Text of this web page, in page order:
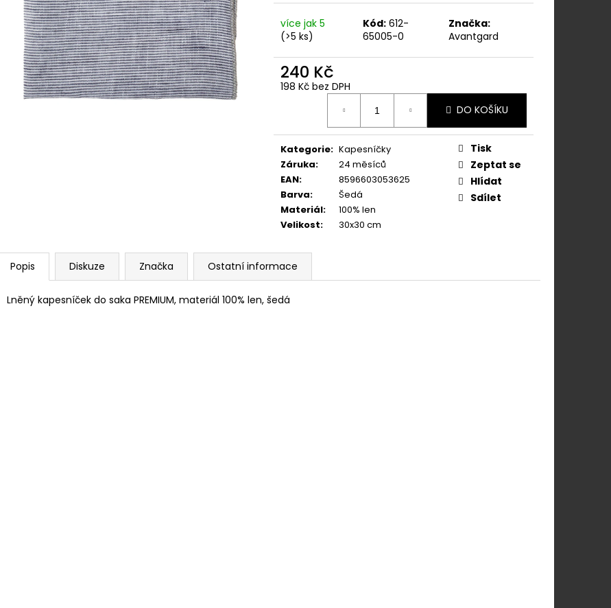
více jak 5
(>5 ks)
Kód: 612-
65005-0
Značka:
Avantgard
240 Kč
198 Kč bez DPH
DO KOŠÍKU
Kategorie: Kapesníčky
Záruka:
24 měsíců
EAN:
8596603053625
Barva:
Šedá
Materiál:
100% len
Velikost: 30x30 cm
Tisk
Zeptat se
Hlídat
Sdílet
Popis Diskuze Značka Ostatní informace
Lněný kapesníček do saka PREMIUM, materiál 100% len, šedá
MM, MOTÝLEK A KAPESNÍČEK PUDROVÁ,
TMAVĚ HNĚDÁ KŮŽE 886-986363
1 679 Kč
MM, MOTÝLEK A KAPESNÍČEK
EUKALYPTOVÁ, KOŇAKOVÁ KŮŽE 886-
988169
1 679 Kč